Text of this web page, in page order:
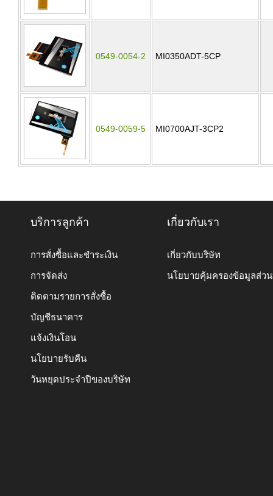
0549-0054-2 MI0350ADT-5CP
0549-0059-5 MI0700AJT-3CP2
บริการลูกค้า
การสั่งซื้อและชำระเงิน
การจัดส่ง
ติดตามรายการสั่งซื้อ
บัญชีธนาคาร
แจ้งเงินโอน
นโยบายรับคืน
วันหยุดประจำปีของบริษัท
เกี่ยวกับเรา
เกี่ยวกับบริษัท
นโยบายคุ้มครองข้อมูลส่ว